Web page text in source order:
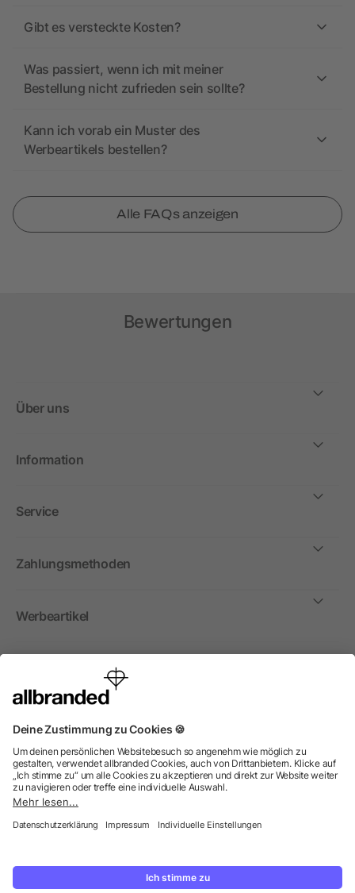
Gibt es versteckte Kosten?
Was passiert, wenn ich mit meiner
Bestellung nicht zufrieden sein sollte?
Kann ich vorab ein Muster des
Werbeartikels bestellen?
Alle FAQs anzeigen
Bewertungen
Über uns
Information
Service
Zahlungsmethoden
Werbeartikel
International
Wir verkaufen Werbeartikel, Werbemittel und
Vereine. Alle Preise zzgl. MwSt.